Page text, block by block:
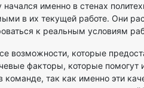
именно в стенах
в их текущей работе. Они
к реальным условиям
возможности, которые
факторы, которые
так как именно эти